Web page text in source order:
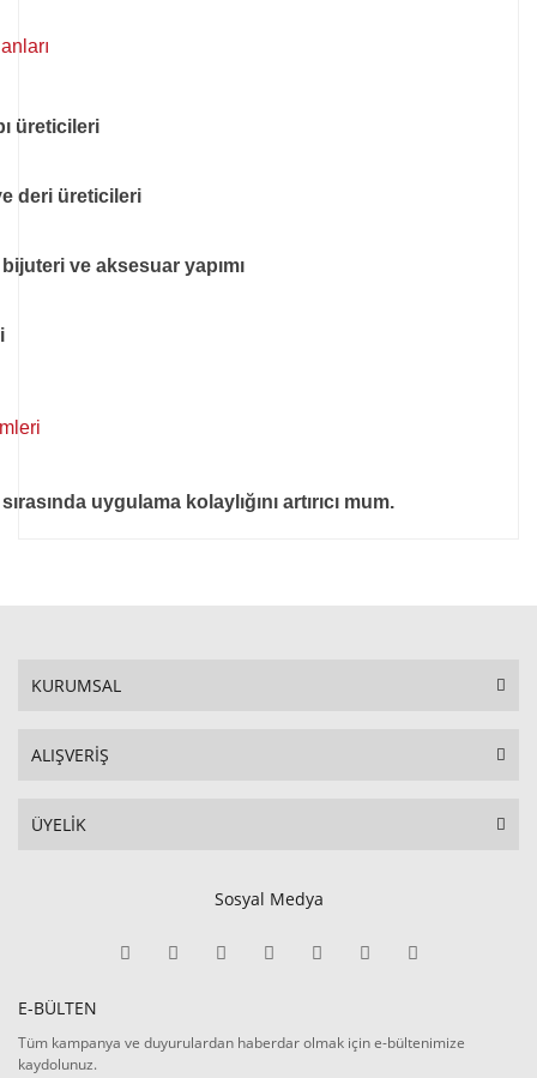
üreticileri
deri üreticileri
ve aksesuar yapımı
uygulama kolaylığını artırıcı mum.
KURUMSAL
ALIŞVERİŞ
ÜYELİK
Sosyal Medya
E-BÜLTEN
Tüm kampanya ve duyurulardan haberdar olmak için e-bültenimize
kaydolunuz.